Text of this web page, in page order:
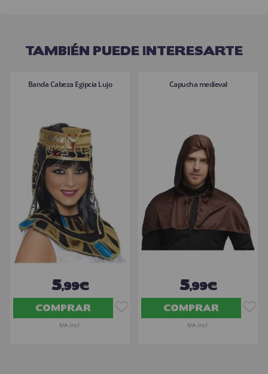
TAMBIÉN PUEDE INTERESARTE
Banda Cabeza Egipcia Lujo
5,99€
COMPRAR
IVA Incl.
Capucha medieval
5,99€
COMPRAR
IVA Incl.